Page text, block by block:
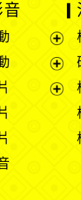
音
展
選
展
開